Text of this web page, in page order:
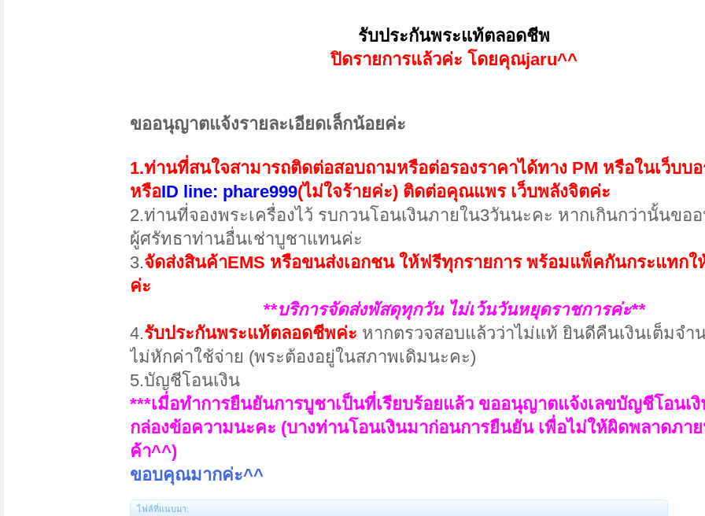
รับประกันพระแท้ตลอดชีพ
ปิดรายการแล้วค่ะ โดยคุณjaru^^
ขออนุญาตแจ้งรายละเอียดเล็กน้อยค่ะ
1.ท่านที่สนใจสามารถติดต่อสอบถามหรือต่อรองราคาได้ทาง PM หรือในเว็บบ
หรือID line: phare999(ไม่ใจร้ายค่ะ) ติดต่อคุณแพร เว็บพลังจิตค่ะ
2.ท่านที่จองพระเครื่องไว้ รบกวนโอนเงินภายใน3วันนะคะ หากเกินกว่านั้นขอ
ผู้ศรัทธาท่านอื่นเช่าบูชาแทนค่ะ
3.จัดส่งสินค้าEMS หรือขนส่งเอกชน ให้ฟรีทุกรายการ พร้อมแพ็คกันกระแทกใ
ค่ะ
**บริการจัดส่งพัสดุทุกวัน ไม่เว้นวันหยุดราชการค่ะ**
4.รับประกันพระแท้ตลอดชีพค่ะ หากตรวจสอบแล้วว่าไม่แท้ ยินดีคืนเงินเต็มจำ
ไม่หักค่าใช้จ่าย (พระต้องอยู่ในสภาพเดิมนะคะ)
5.บัญชีโอนเงิน
***เมื่อทำการยืนยันการบูชาเป็นที่เรียบร้อยแล้ว ขออนุญาตแจ้งเลขบัญชีโอนเงิ
กล่องข้อความนะคะ (บางท่านโอนเงินมาก่อนการยืนยัน เพื่อไม่ให้ผิดพลาดภา
ค้า^^)
ขอบคุณมากค่ะ^^
ไฟล์ที่แนบมา: